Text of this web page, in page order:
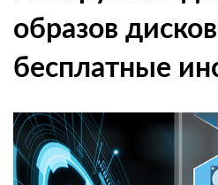
образов
бесплатные